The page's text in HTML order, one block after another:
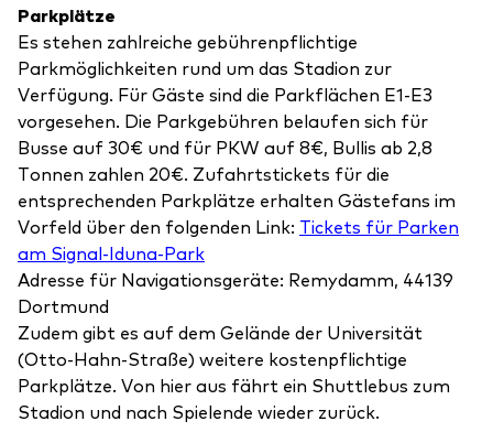
Parkplätze
Es stehen zahlreiche gebührenpflichtige
Parkmöglichkeiten rund um das Stadion zur
Verfügung. Für Gäste sind die Parkflächen E1-E3
vorgesehen. Die Parkgebühren belaufen sich für
Busse auf 30€ und für PKW auf 8€, Bullis ab 2,8
Tonnen zahlen 20€. Zufahrtstickets für die
entsprechenden Parkplätze erhalten Gästefans im
Vorfeld über den folgenden Link: Tickets für Parken
am Signal-Iduna-Park
Adresse für Navigationsgeräte: Remydamm, 44139
Dortmund
Zudem gibt es auf dem Gelände der Universität
(Otto-Hahn-Straße) weitere kostenpflichtige
Parkplätze. Von hier aus fährt ein Shuttlebus zum
Stadion und nach Spielende wieder zurück.